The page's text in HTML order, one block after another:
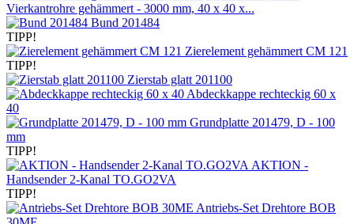
Vierkantrohre gehämmert - 3000 mm, 40 x 40 x...
Bund 201484
TIPP!
Zierelement gehämmert CM 121
TIPP!
Zierstab glatt 201100
Abdeckkappe rechteckig 60 x
40
Grundplatte 201479, D - 100
mm
TIPP!
AKTION -
Handsender 2-Kanal TO.GO2VA
TIPP!
Antriebs-Set Drehtore BOB